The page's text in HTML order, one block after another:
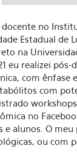
ativa)
no
Estadual de
na
eu realizei
com
com
no
e alunos. O
ou com